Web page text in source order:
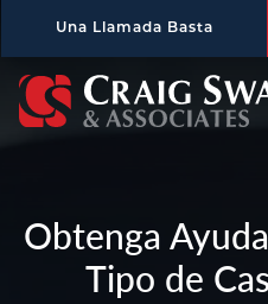
Una Llamada Basta
Obtenga
Tipo de